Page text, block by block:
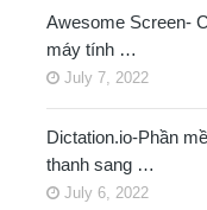
Awesome Screen-
máy tính …
July 7, 2022
Dictation.io-Phần
thanh sang …
July 6, 2022